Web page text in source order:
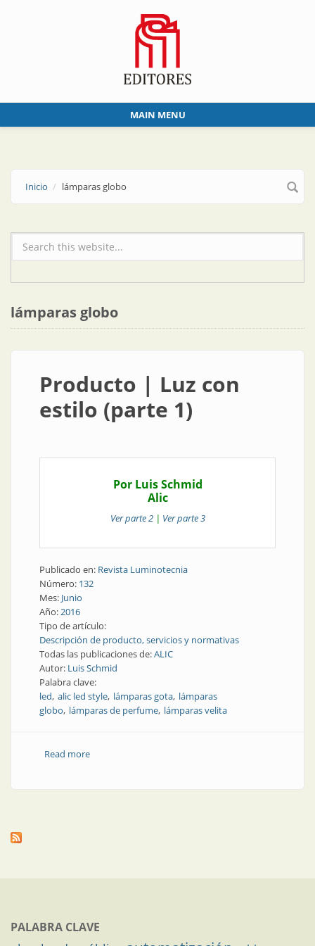
MAIN MENU
Inicio lámparas globo
Formulario de búsqueda
lámparas globo
Producto | Luz con
estilo (parte 1)
Por Luis Schmid
Alic
Ver parte 2| Ver parte 3
Publicado en: Revista Luminotecnia
Número: 132
Mes: Junio
Año:2016
Tipo de artículo:
Descripción de producto, servicios y normativas
Todas las publicaciones de:ALIC
Autor: Luis Schmid
Palabra clave:
led alic led style lámparas gota lámparas
globo lámparas de perfume lámparas velita
Read moreabout Producto | Luz con estilo (parte 1)
PALABRA CLAVE